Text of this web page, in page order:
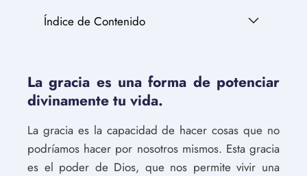
Índice de Contenido
La gracia es una forma de potenciar
divinamente tu vida.
La gracia es la capacidad de hacer cosas que no
podríamos hacer por nosotros mismos. Esta gracia
es el poder de Dios, que nos permite vivir una